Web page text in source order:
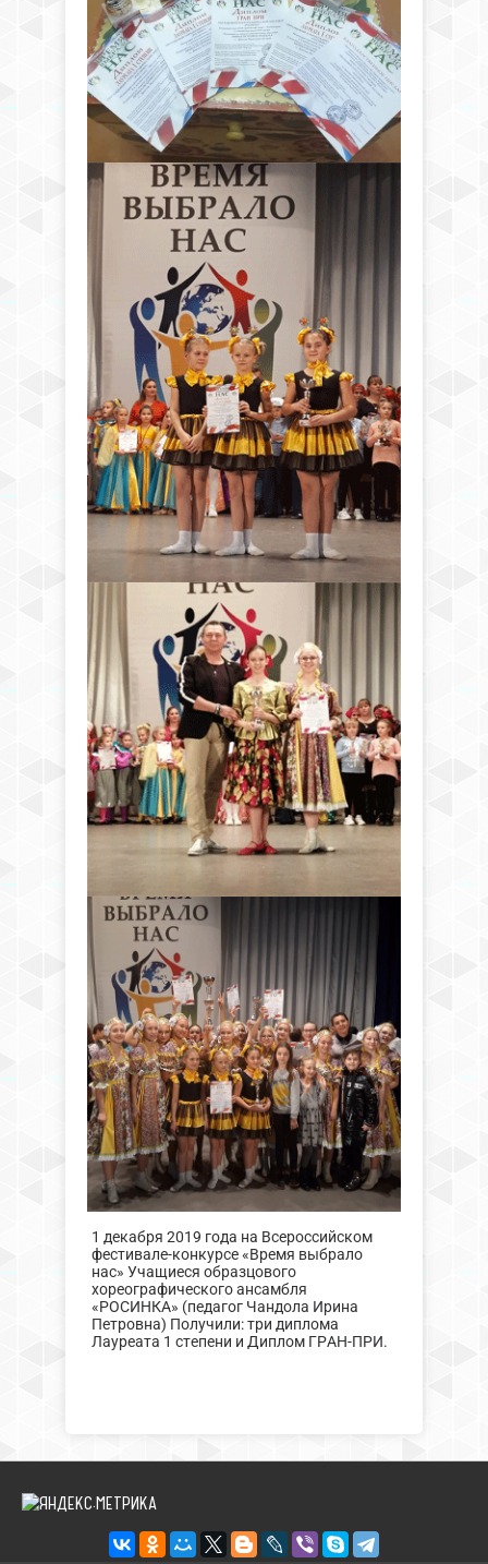
1 декабря 2019 года на Всероссийском
фестивале-конкурсе «Время выбрало
нас» Учащиеся образцового
хореографического ансамбля
«РОСИНКА» (педагог Чандола Ирина
Петровна) Получили: три диплома
Лауреата 1 степени и Диплом ГРАН-ПРИ.